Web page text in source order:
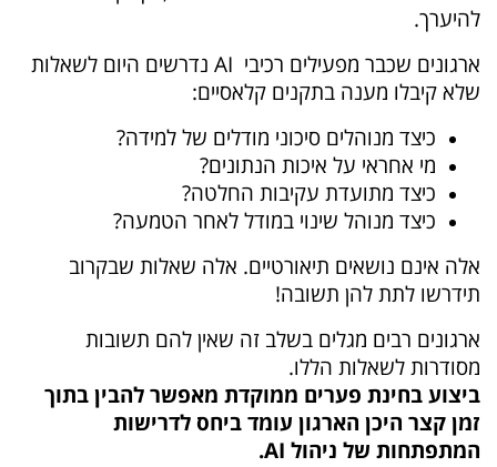
להיערך.
ארגונים שכבר מפעילים רכיבי AI נדרשים היום לשאלות
שלא קיבלו מענה בתקנים קלאסיים:
כיצד מנוהלים סיכוני מודלים של למידה?
מי אחראי על איכות הנתונים?
כיצד מתועדת עקיבות החלטה?
כיצד מנוהל שינוי במודל לאחר הטמעה?
אלה אינם נושאים תיאורטיים. אלה שאלות שבקרוב
תידרשו לתת להן תשובה!
ארגונים רבים מגלים בשלב זה שאין להם תשובות
מסודרות לשאלות הללו.
ביצוע בחינת פערים ממוקדת מאפשר להבין בתוך
זמן קצר היכן הארגון עומד ביחס לדרישות
המתפתחות של ניהול AI.